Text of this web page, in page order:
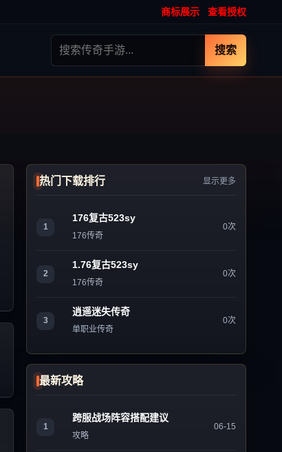
商标展示 查看授权
搜索
热门下载排行 显示更多
1
176复古523sy
176传奇
0次
2
1.76复古523sy
176传奇
0次
3
逍遥迷失传奇
单职业传奇
0次
最新攻略
1
跨服战场阵容搭配建议
攻略
06-15